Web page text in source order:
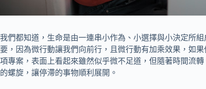
我們都知道，生命是由一連串小作為、小選擇與小決定所
要，因為微行動讓我們向前行，且微行動有加乘效果，如
項專案，表面上看起來雖然似乎微不足道，但隨著時間流
的螺旋，讓停滯的事物順利展開。